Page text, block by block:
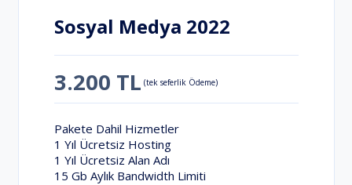
Sosyal Medya 2022
3.200 TL (tek seferlik Ödeme)
Pakete Dahil Hizmetler
1 Yıl Ücretsiz Hosting
1 Yıl Ücretsiz Alan Adı
15 Gb Aylık Bandwidth Limiti